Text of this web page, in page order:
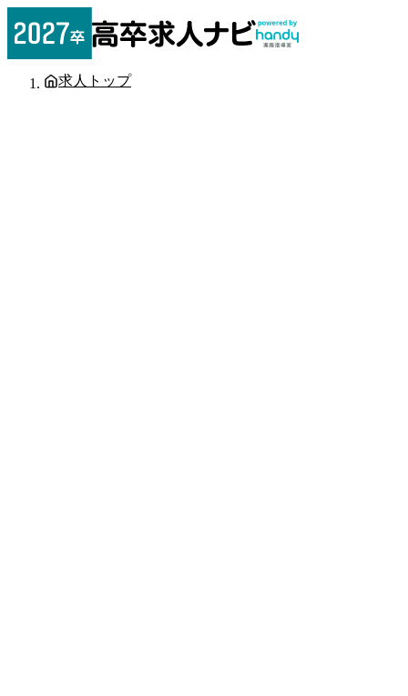
求人トップ